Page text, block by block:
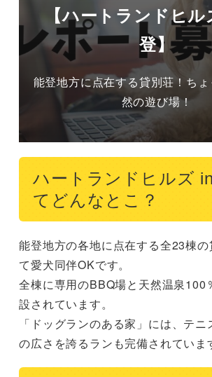
【ハートランドヒ
登】
能登地方に点在する貸別荘！ち
然の遊び場！
ハートランドヒルズ
てどんなとこ？
能登地方の各地に点在する全23棟
て愛犬同伴OKです。
全棟に専用のBBQ場と天然温泉100
設されています。
「ドッグランのある家」には、テ
の広さを誇るランも完備されていま